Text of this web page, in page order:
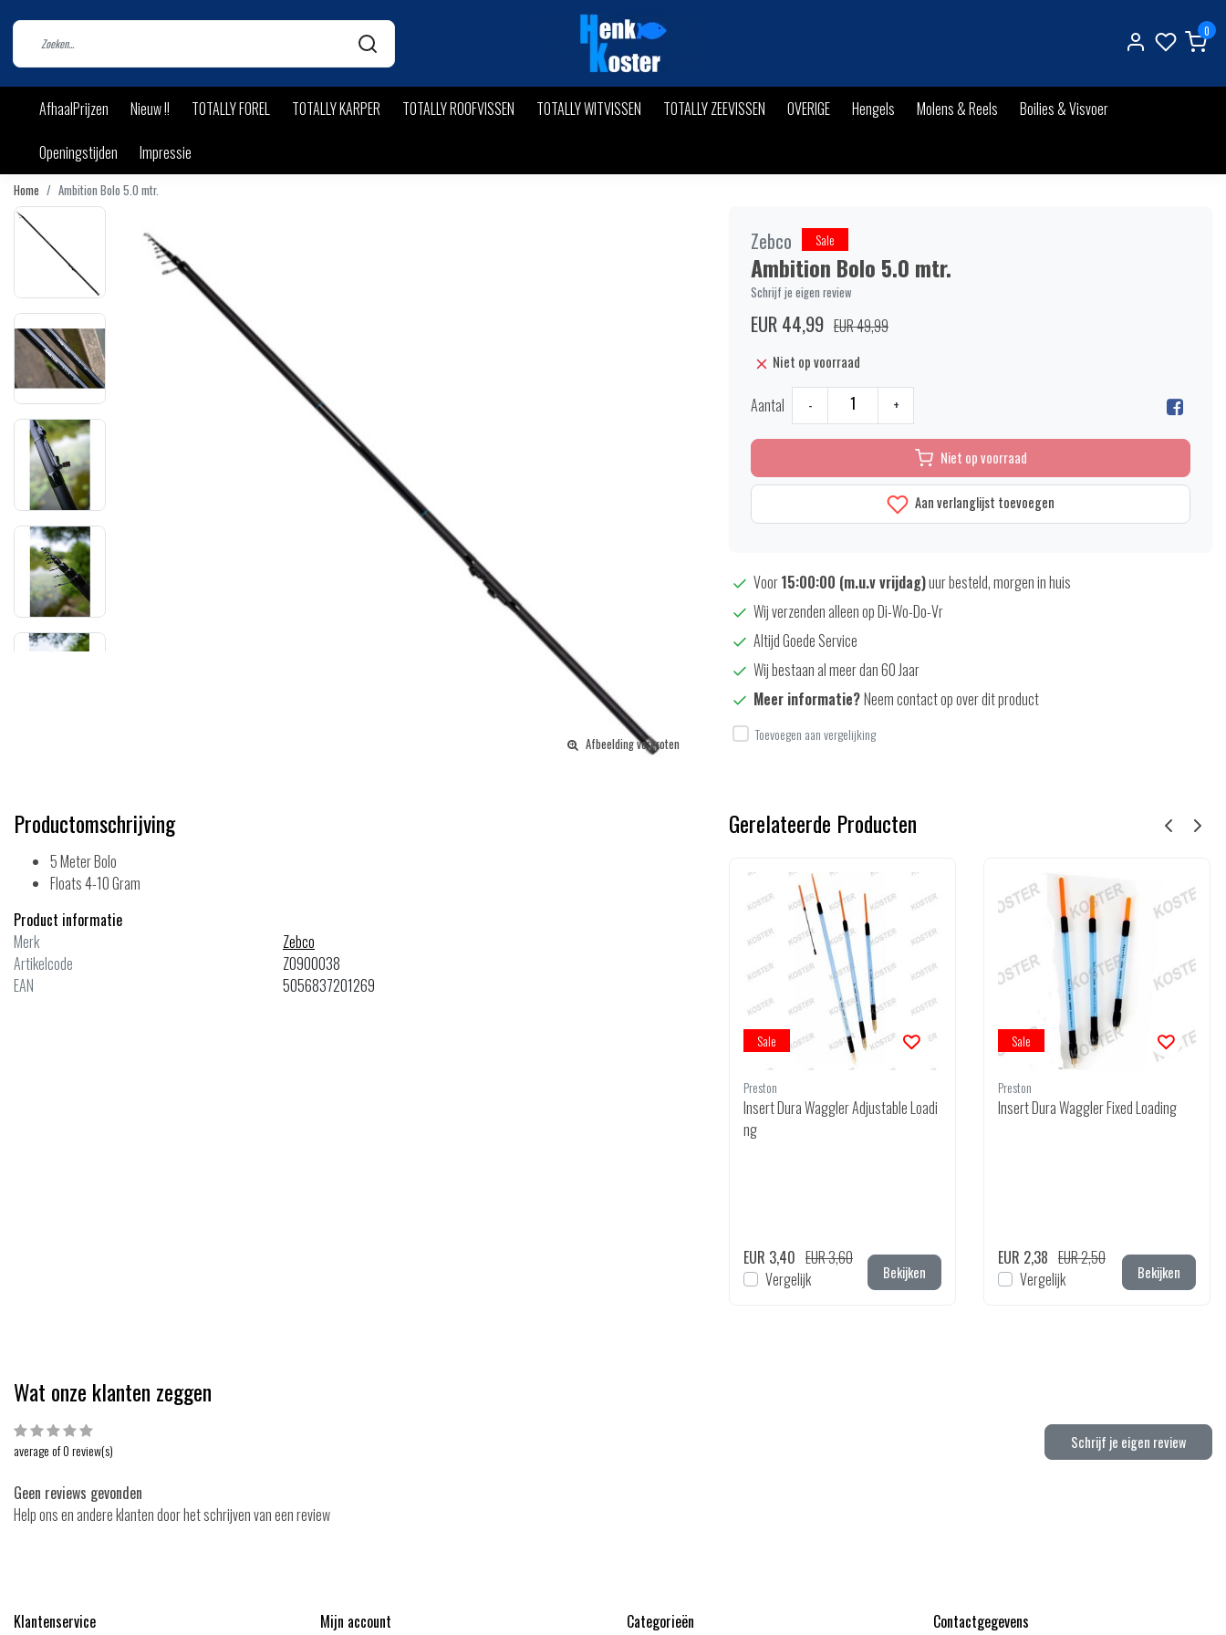
0
AfhaalPrijzen Nieuw !! TOTALLY FOREL TOTALLY KARPER TOTALLY ROOFVISSEN TOTALLY WITVISSEN TOTALLY ZEEVISSEN OVERIGE Hengels Molens & Reels
Boilies & Visvoer
Openingstijden
Impressie
Home Ambition Bolo 5.0 mtr.
Afbeelding vergroten
Zebco Sale
Ambition Bolo 5.0 mtr.
Schrijf je eigen review
EUR 44,99 EUR 49,99
Niet op voorraad
Aantal - +
Niet op voorraad
Aan verlanglijst toevoegen
Voor15:00:00 (m.u.v vrijdag)uur besteld, morgen in huis
Wij verzenden alleen op Di-Wo-Do-Vr
Altijd Goede Service
Wij bestaan al meer dan 60 Jaar
Meer informatie?Neem contact op over dit product
Toevoegen aan vergelijking
Productomschrijving
5 Meter Bolo
Floats 4-10 Gram
Product informatie
Merk
Zebco
Artikelcode
Z0900038
EAN
5056837201269
Gerelateerde Producten
Sale
Preston
Insert Dura Waggler Adjustable Loadi
ng
EUR 3,40 EUR 3,60
Vergelijk
Bekijken
Sale
Preston
Insert Dura Waggler Fixed Loading
EUR 2,38 EUR 2,50
Vergelijk
Bekijken
Wat onze klanten zeggen
average of 0 review(s) Schrijf je eigen review
Geen reviews gevonden
Help ons en andere klanten door het schrijven van een review
Klantenservice Mijn account Categorieën Contactgegevens